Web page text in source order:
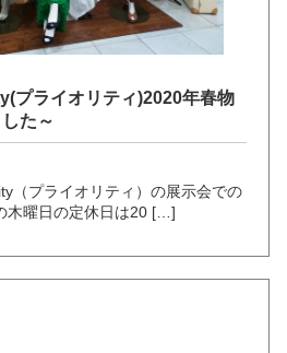
プライオリティ)2020年春物
た～
（プライオリティ）の展示会での
木曜日の定休日は20 […]